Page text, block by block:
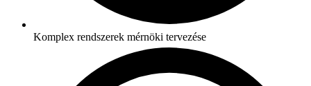
Komplex rendszerek mérnöki tervezése